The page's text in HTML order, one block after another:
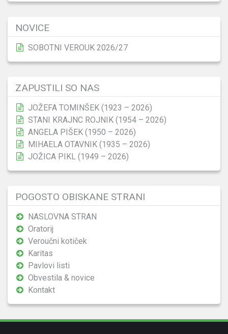
NOVICE
SOBOTNI VEROUK 2026/27
ZAPUSTILI SO NAS
JOŽEFA TOMINŠEK (1923 – 2026)
STANI KRAJNC ROJNIK (1954 – 2026)
ANGELA PIŠEK (1950 – 2026)
MIHAELA OTAVNIK (1935 – 2026)
JOŽICA PIKL (1949 – 2026)
POGOSTO OBISKANE STRANI
NASLOVNA STRAN
Oratorij
Veroučni kotiček
Karitas
Pavlovi listi
Obvestila & novice
Kontakt